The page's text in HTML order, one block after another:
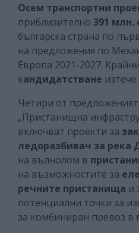
Осем транспортни
приблизително 391 млн.
българска страна по
на предложения по
Европа 2021-2027.
кандидатстване
Четири от
„Пристанищна
включват проекти за
ледоразбивач за река
на вълнолом в
на възможностите за
речните пристанища и
потенциални точки за
за комбиниран превоз в